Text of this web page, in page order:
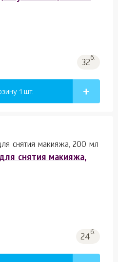
32б.
1 шт.
снятия макияжа,
24б.